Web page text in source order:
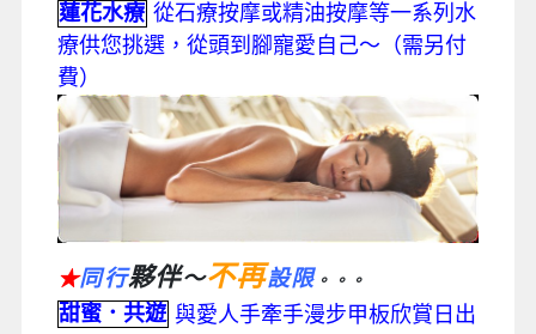
蓮花水療 從石療按摩或精油按摩等一系列水
療供您挑選，從頭到腳寵愛自己～（需另付
費）
★同行夥伴～不再設限 。。。
甜蜜．共遊 與愛人手牽手漫步甲板欣賞日出